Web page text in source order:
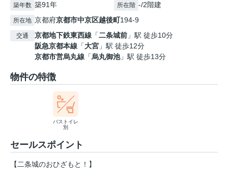
築年数 築91年 所在階 -/2階建
所在地 京都府京都市中京区越後町194-9
交通 京都地下鉄東西線 「二条城前 」駅 徒歩10分
阪急京都本線 「大宮 」駅 徒歩12分
京都市営烏丸線 「烏丸御池」駅 徒歩13分
物件の特徴
バストイレ
別
セールスポイント
【二条城のおひざもと！】